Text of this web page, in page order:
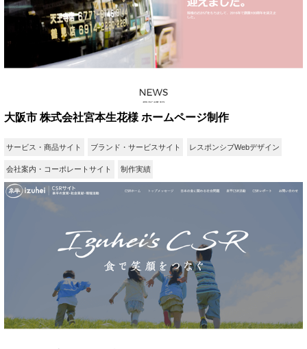
大阪市 株式会社宮本生花様 ホームページ制作
サービス・商品サイト ブランド・サービスサイト レスポンシブWebデザイン
会社案内・コーポレートサイト 制作実績